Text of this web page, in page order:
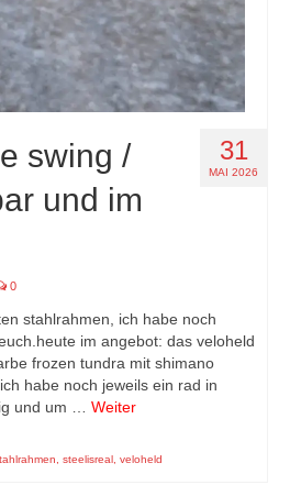
31
MAI 2026
swing /
und im
0
stahlrahmen, ich habe noch
im angebot: das veloheld
frozen tundra mit shimano
habe noch jeweils ein rad in
und um … Weiter
, steelisreal, veloheld